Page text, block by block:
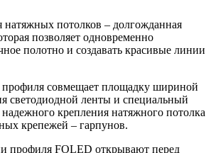
потолков – долгожданная
позволяет одновременно
полотно и создавать красивые линии
профиля совмещает площадку шириной
светодиодной ленты и специальный
крепления натяжного потолка
крепежей – гарпунов.
профиля FOLED открывают перед